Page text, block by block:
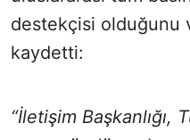
destekçisi olduğunu
kaydetti:
“İletişim Başkanlığı,